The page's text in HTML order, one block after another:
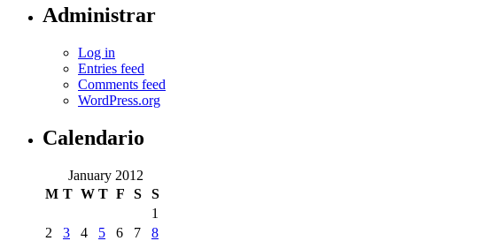
Administrar
Log in
Entries feed
Comments feed
WordPress.org
Calendario
January 2012
M T W T F S
S
1
2
3 4 5 6 7
8